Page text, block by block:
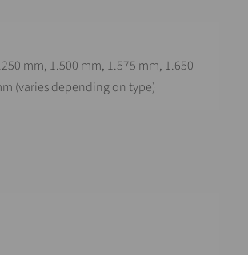
mm, 1.500 mm, 1.575 mm, 1.650
(varies depending on type)